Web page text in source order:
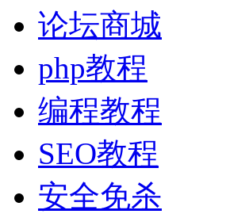
论坛商城
php教程
编程教程
SEO教程
安全免杀